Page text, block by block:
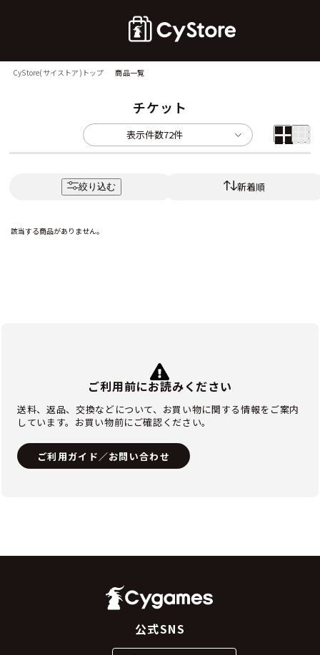
CyStore(サイストア)トップ 商品一覧
チケット
表示件数72件
絞り込む 新着順
該当する商品がありません。
ご利用前にお読みください
送料、返品、交換などについて、お買い物に関する情報をご案内
しています。お買い物前にご確認ください。
ご利用ガイド／お問い合わせ
公式SNS